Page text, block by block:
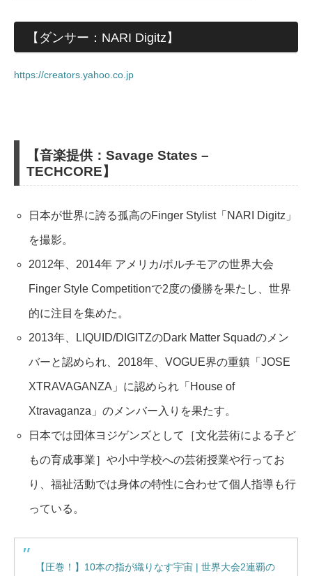
【ダンサー：NARI Digitz】
https://creators.yahoo.co.jp
【音楽提供：Savage States –
TECHCORE】
日本が世界に誇る孤高のFinger Stylist「NARI Digitz」
を撮影。
2012年、2014年 アメリカ/ボルチモアの世界大会
Finger Style Competitionで2度の優勝を果たし、世界
的に注目を集めた。
2013年、LIQUID/DIGITZのDark Matter Squadのメン
バーと認められ、2018年、VOGUE界の重鎮「JOSE
XTRAVAGANZA」に認められ「House of
Xtravaganza」のメンバー入りを果たす。
日本では団体ヨジゲンズとして［文化芸術による子ど
もの育成事業］や小中学校への芸術授業や行ってお
り、福祉活動では身体の特性に合わせて個人指導も行
っている。
【圧巻！】10本の指が織りなす宇宙 | 世界大会2連覇の